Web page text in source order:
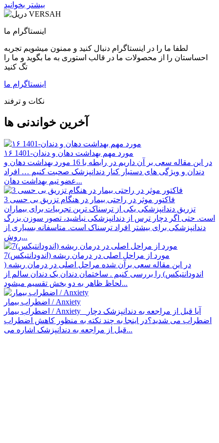
بیشتر بخوانید
اینستاگرام ما
لطفا ما را در اینستاگرام دنبال کنید و ممنون میشویم تجربه
احساستان را از محصولات ما در قالب استوری به ما بگوید و ما را
تگ کنید
اینستاگرام ما
نکات و ترفند
آخرین خواندنی ها
۱۶ مورد مهم بهداشت دهان و دندان-1401
در این مقاله سعی بر آن داریم در رابطه با 16 مورد بهداشت دهان و
دندان و ویژگی های دستیار کنار دندانپزشک صحبت کنیم … افراد
عضو تیم بهداشت دهان...
3 فاکتور موثر در راحتی بیمار در هنگام تزریق بی حسی
تزریق دندانپزشکی یکی از ترسناک ترین تجربیات برای بیماران
است. حتی اگر دچار ترس از دندانپزشکی نباشید، تصور سوزن بزرگ
دندانپزشکی برای بیشتر افراد ترسناک است. متاسفانه بسیاری از
روش...
7مورد از مراحل اصلی در درمان ریشه (اندودانتیکس)
در این مقاله سعی برآن شده مراحل اصلی در درمان ریشه (
اندودانتیکس) را بررسی کنیم . ساختمان دندان یک دندان سالم از
لحاظ ظاهر به دو بخش تقسیم میشود...
اضطراب بیمار / Anxiety
اضطراب بیمار / Anxiety آیا قبل از مراجعه به دندانپزشک دچار
اضطراب می شدید؟در اینجا به چند نکته به منظور کاهش اضطراب
قبل از مراجعه به دندانپزشک اشاره می...